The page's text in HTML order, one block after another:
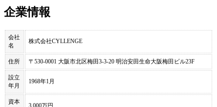
企業情報
会社
名
株式会社CYLLENGE
住所 〒530-0001 大阪市北区梅田3-3-20 明治安田生命大阪梅田ビル23F
設立
年月
1968年1月
資本